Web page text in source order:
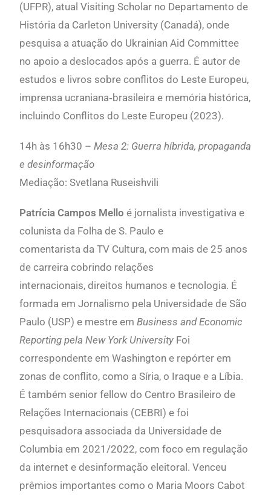
(UFPR), atual Visiting Scholar no Departamento de
História da Carleton University (Canadá), onde
pesquisa a atuação do Ukrainian Aid Committee
no apoio a deslocados após a guerra. É autor de
estudos e livros sobre conflitos do Leste Europeu,
imprensa ucraniana‐brasileira e memória histórica,
incluindo Conflitos do Leste Europeu (2023).
14h às 16h30 –Mesa 2: Guerra híbrida, propaganda
e desinformação
Mediação: Svetlana Ruseishvili
Patrícia Campos Mello é jornalista investigativa e
colunista da Folha de S. Paulo e
comentarista da TV Cultura, com mais de 25 anos
de carreira cobrindo relações
internacionais, direitos humanos e tecnologia. É
formada em Jornalismo pela Universidade de São
Paulo (USP) e mestre emBusiness and Economic
Reporting pela New York University Foi
correspondente em Washington e repórter em
zonas de conflito, como a Síria, o Iraque e a Líbia.
É também senior fellow do Centro Brasileiro de
Relações Internacionais (CEBRI) e foi
pesquisadora associada da Universidade de
Columbia em 2021/2022, com foco em regulação
da internet e desinformação eleitoral. Venceu
prêmios importantes como o Maria Moors Cabot